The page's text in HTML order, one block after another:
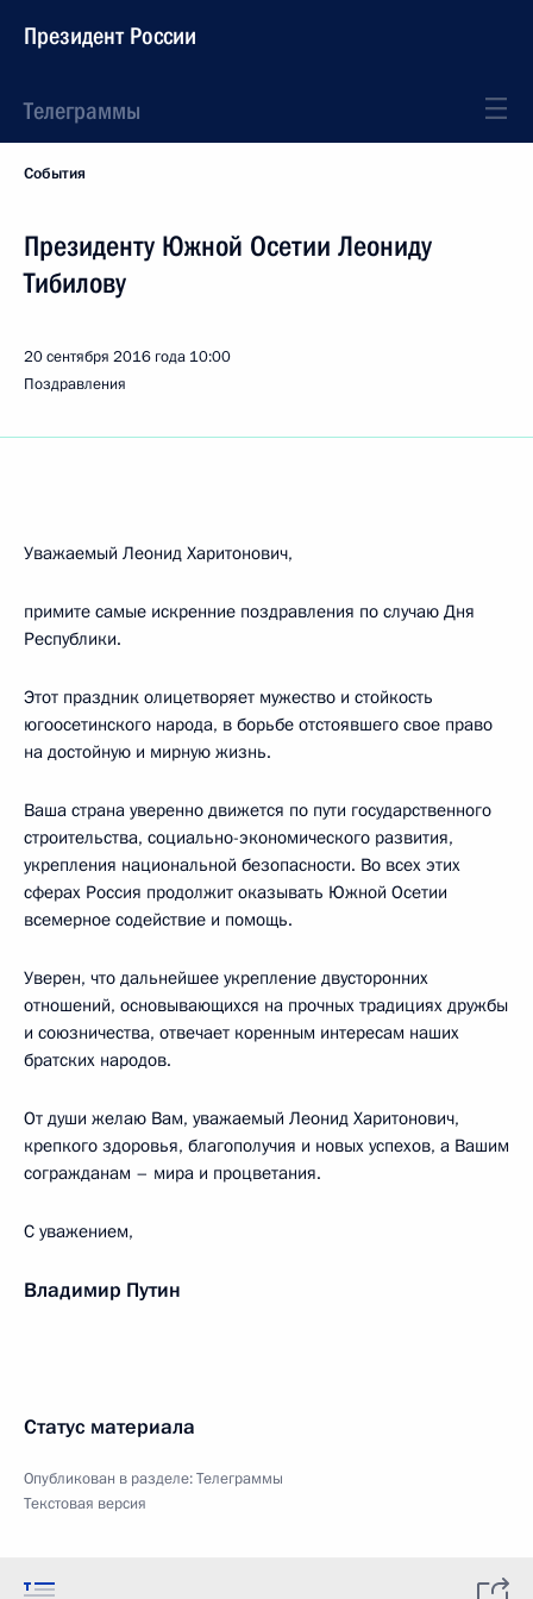
Президент России
Телеграммы
События
Президенту Южной Осетии Леониду
Тибилову
20 сентября 2016 года 10:00
Поздравления
Уважаемый Леонид Харитонович,
примите самые искренние поздравления по случаю Дня
Республики.
Этот праздник олицетворяет мужество и стойкость
югоосетинского народа, в борьбе отстоявшего свое право
на достойную и мирную жизнь.
Ваша страна уверенно движется по пути государственного
строительства, социально-экономического развития,
укрепления национальной безопасности. Во всех этих
сферах Россия продолжит оказывать Южной Осетии
всемерное содействие и помощь.
Уверен, что дальнейшее укрепление двусторонних
отношений, основывающихся на прочных традициях дружбы
и союзничества, отвечает коренным интересам наших
братских народов.
От души желаю Вам, уважаемый Леонид Харитонович,
крепкого здоровья, благополучия и новых успехов, а Вашим
согражданам – мира и процветания.
С уважением,
Владимир Путин
Статус материала
Опубликован в разделе:Телеграммы
Текстовая версия